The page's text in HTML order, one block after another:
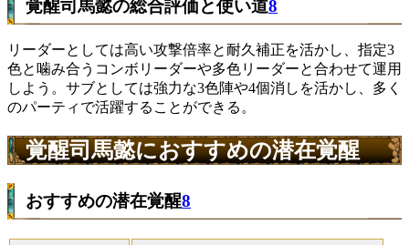
覚醒司馬懿の総合評価と使い道8
リーダーとしては高い攻撃倍率と耐久補正を活かし、指定3
色と噛み合うコンボリーダーや多色リーダーと合わせて運用
しよう。サブとしては強力な3色陣や4個消しを活かし、多く
のパーティで活躍することができる。
覚醒司馬懿におすすめの潜在覚醒
おすすめの潜在覚醒8